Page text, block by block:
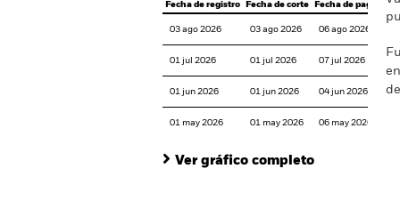
Fecha de registro Fecha de corte Fecha de pago
03 ago 2026 03 ago 2026 06 ago 2026
01 jul 2026 01 jul 2026 07 jul 2026
01 jun 2026 01 jun 2026 04 jun 2026
01 may 2026 01 may 2026 06 may 2026
Ver gráfico completo